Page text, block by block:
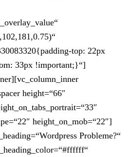
top: 22px
33px !important;}“]
height=“66″
height_on_mob=“22″]
Probleme?“